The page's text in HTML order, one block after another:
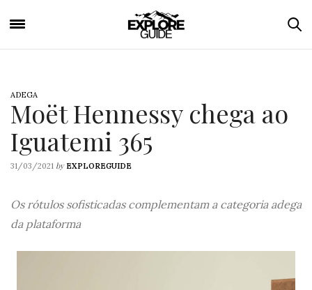
ADEGA
Moët Hennessy chega ao
Iguatemi 365
31/03/2021 by EXPLOREGUIDE
Os rótulos sofisticadas complementam a categoria adega
da plataforma